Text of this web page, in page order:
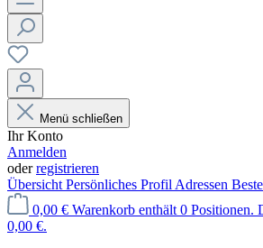
Menü schließen
Ihr Konto
Anmelden
oderregistrieren
Übersicht Persönliches Profil Adressen
0,00 € Warenkorb enthält 0 Positionen.
0,00 €.